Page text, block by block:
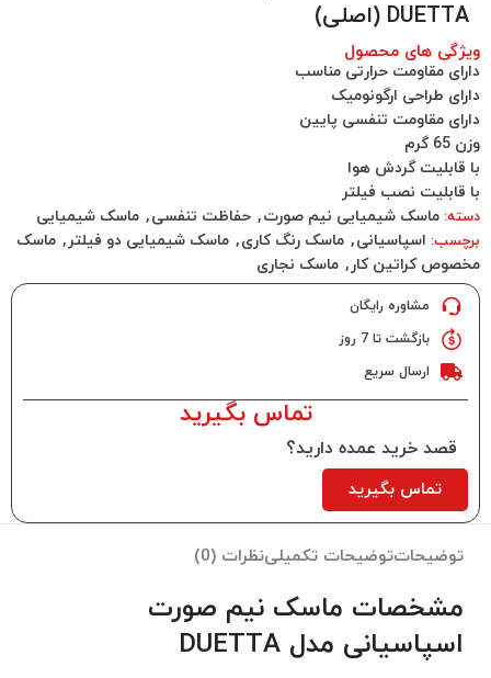
DUETTA (اصلی)
ویژگی های محصول
دارای مقاومت حرارتی مناسب
دارای طراحی ارگونومیک
دارای مقاومت تنفسی پایین
وزن 65 گرم
با قابلیت گردش هوا
با قابلیت نصب فیلتر
دسته: ماسک شیمیایی نیم صورت, حفاظت تنفسی, ماسک شیمیایی
برچسب: اسپاسیانی, ماسک رنگ کاری, ماسک شیمیایی دو فیلتر , ماسک
مخصوص کراتین کار , ماسک نجاری
مشاوره رایگان
بازگشت تا 7 روز
ارسال سریع
تماس بگیرید
قصد خرید عمده دارید؟
تماس بگیرید
توضیحاتتوضیحات تکمیلینظرات (0)
مشخصات ماسک نیم صورت
اسپاسیانی مدل DUETTA